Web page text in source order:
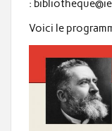
:
Voici le